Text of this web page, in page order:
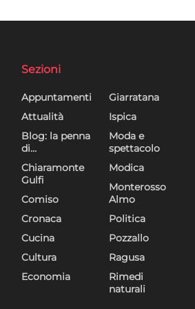
Sezioni
Appuntamenti
Attualità
Blog: la penna
di…
Chiaramonte
Gulfi
Comiso
Cronaca
Cucina
Cultura
Economia
Giarratana
Ispica
Moda e
spettacolo
Modica
Monterosso
Almo
Politica
Pozzallo
Ragusa
Rimedi
naturali